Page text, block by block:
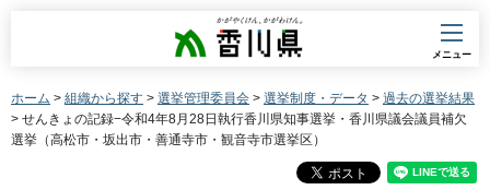
香川県
メニュー
ホーム > 組織から探す > 選挙管理委員会 > 選挙制度・データ > 過去の選挙結果
> せんきょの記録−令和4年8月28日執行香川県知事選挙・香川県議会議員補欠
選挙（高松市・坂出市・善通寺市・観音寺市選挙区）